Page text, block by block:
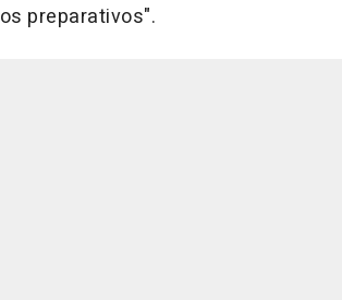
preparativos".